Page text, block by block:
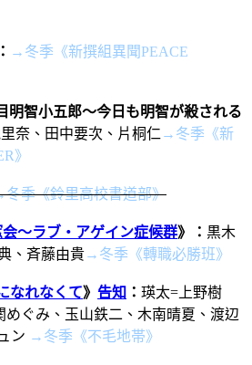
： →冬季《新撰組異聞PEACE
明智小五郎～今日も明智が殺される
奈、田中要次、片桐仁 →冬季《新
》
季《鈴里高校書道部》
会～ラブ・アゲイン症候群》： 黒木
、斉藤由貴→冬季《轉職必勝班》
なれなくて》 告知 ： 瑛太=上野樹
めぐみ、玉山鉄二、木南晴夏、渡辺
ン →冬季《不毛地帯》